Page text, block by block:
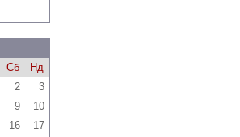
Сб
Нд
2
3
9
10
16
17